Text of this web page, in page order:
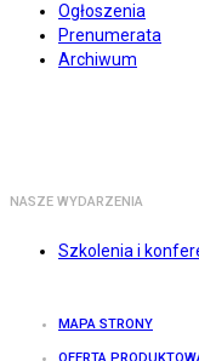
Ogłoszenia
Prenumerata
Archiwum
NASZE WYDARZENIA
Szkolenia i
MAPA STRONY